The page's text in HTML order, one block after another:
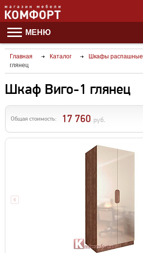
МЕНЮ
Главная Каталог Шкафы распашные
глянец
Шкаф Виго-1 глянец
Общая стоимость: 17 760 руб.